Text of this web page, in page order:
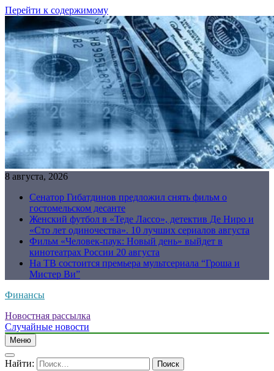
Перейти к содержимому
8 августа, 2026
Сенатор Гибатдинов предложил снять фильм о
гостомельском десанте
Женский футбол в «Теде Лассо», детектив Де Ниро и
«Сто лет одиночества». 10 лучших сериалов августа
Фильм «Человек-паук: Новый день» выйдет в
кинотеатрах России 20 августа
На ТВ состоится премьера мультсериала “Гроша и
Мистер Ви”
Финансы
Новостная рассылка
Случайные новости
Меню
Найти: